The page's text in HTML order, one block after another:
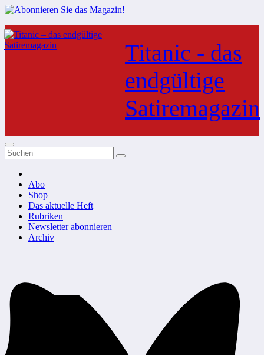
Zum
Inhalt
springen
Titanic - das
endgültige
Satiremagazin
Abo
Shop
Das aktuelle Heft
Rubriken
Newsletter abonnieren
Archiv